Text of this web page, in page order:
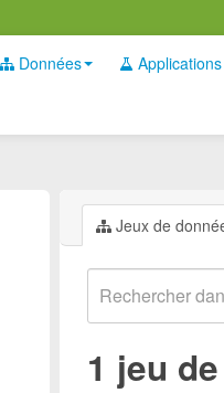
Données Applications
Jeux de
1 jeu